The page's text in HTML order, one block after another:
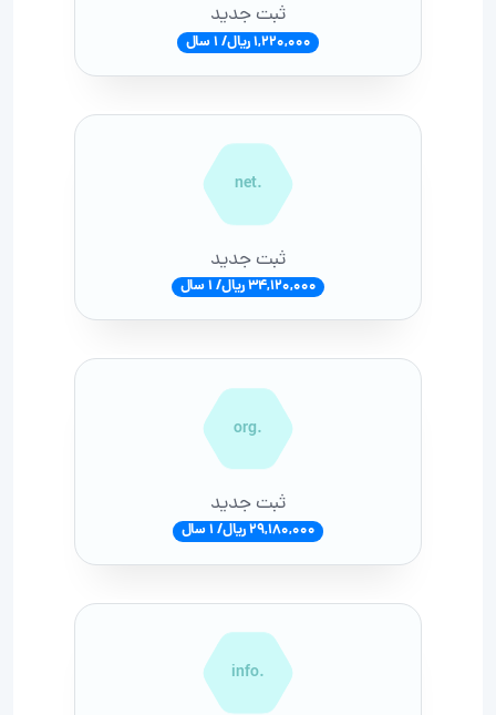
ثبت جدید
1,220,000 ریال/ 1 سال
.net
ثبت جدید
34,120,000 ریال/ 1 سال
.org
ثبت جدید
29,180,000 ریال/ 1 سال
.info